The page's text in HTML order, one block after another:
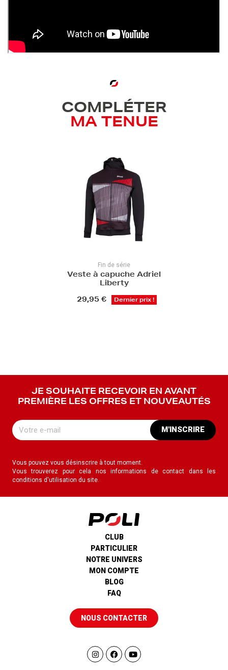
COMPLÉTER
MA TENUE
Fin de série
Veste à capuche Adriel
Liberty
29,95 € Dernier prix !
JE SOUHAITE RECEVOIR EN AVANT
PREMIÈRE LES OFFRES ET NOUVEAUTÉS
M'INSCRIRE
Vous pouvez vous désinscrire à tout moment.
Vous trouverez pour cela nos informations de contact dans les
conditions d'utilisation du site.
CLUB
PARTICULIER
NOTRE UNIVERS
MON COMPTE
BLOG
FAQ
NOUS CONTACTER